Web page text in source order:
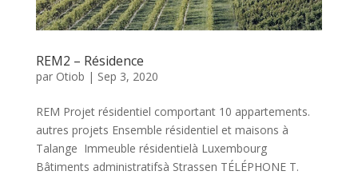
REM2 – Résidence
par Otiob | Sep 3, 2020
REM Projet résidentiel comportant 10 appartements.
autres projets Ensemble résidentiel et maisons à
Talange Immeuble résidentielà Luxembourg
Bâtiments administratifsà Strassen TÉLÉPHONE T.